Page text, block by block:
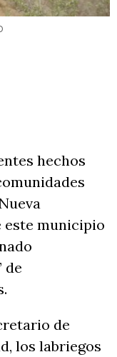
hechos
este municipio
de
de
los labriegos